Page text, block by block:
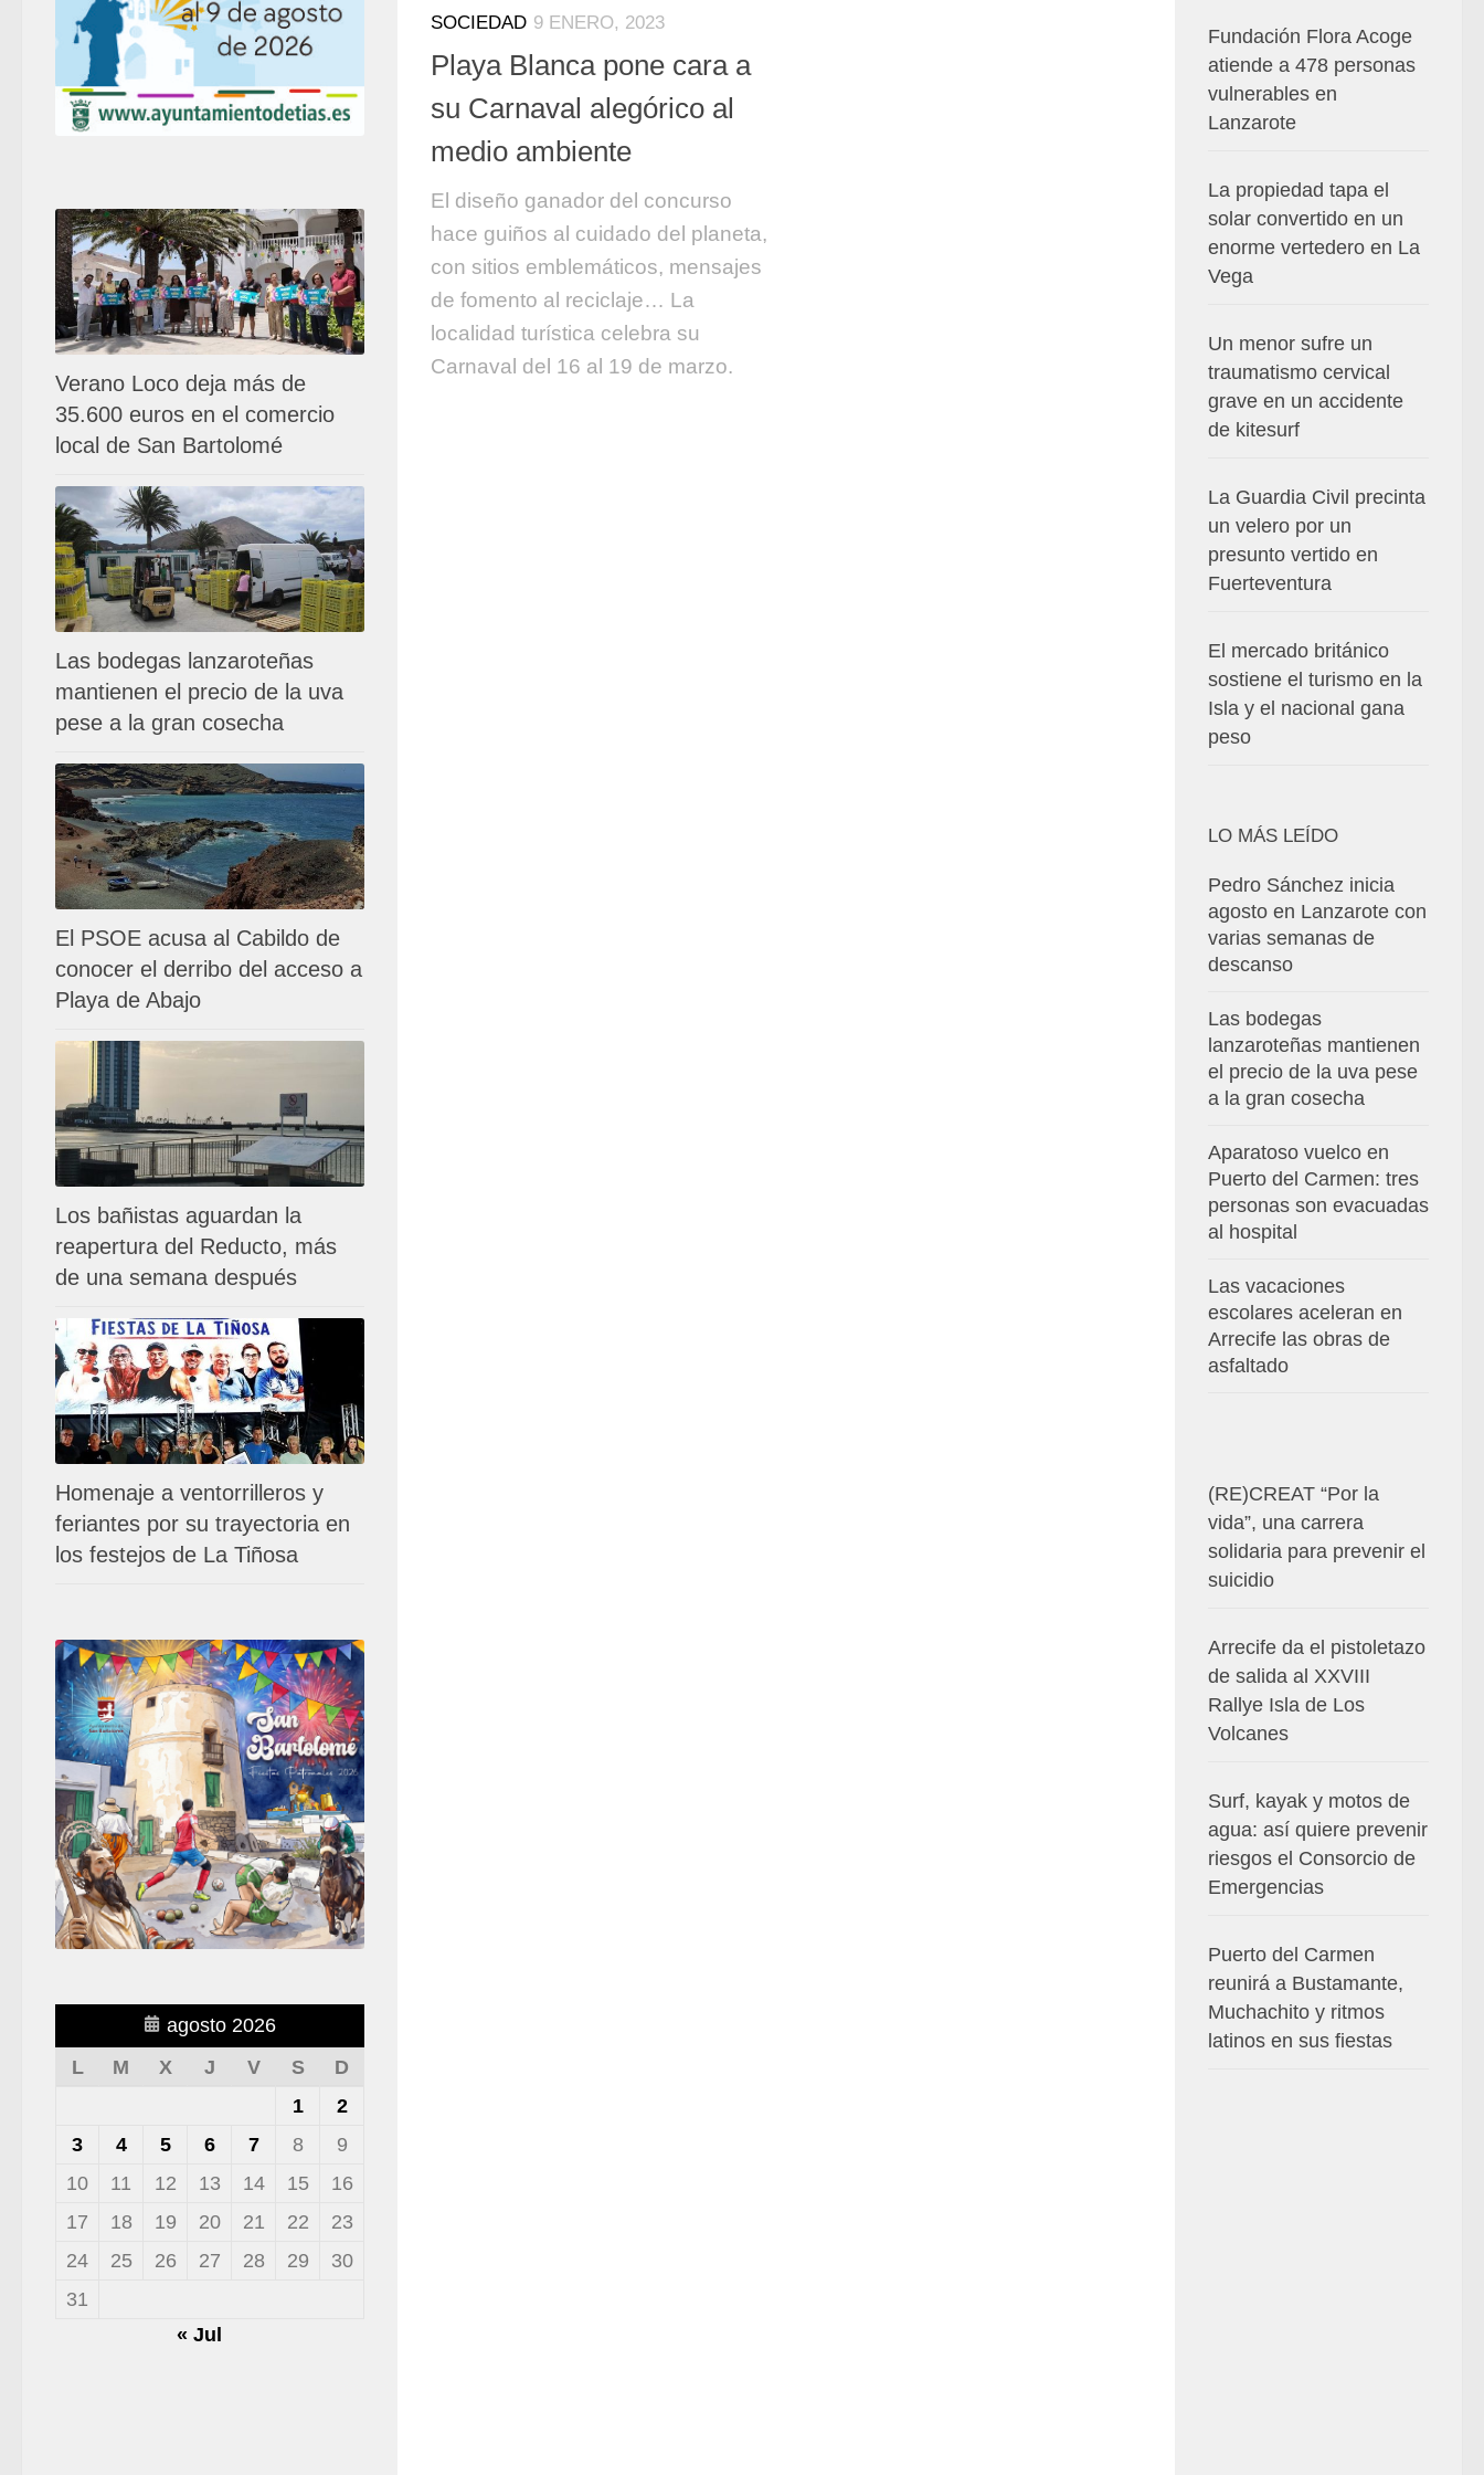
SOCIEDAD 9 ENERO, 2023
Playa Blanca pone cara a
su Carnaval alegórico al
medio ambiente
El diseño ganador del concurso
hace guiños al cuidado del planeta,
con sitios emblemáticos, mensajes
de fomento al reciclaje… La
localidad turística celebra su
Carnaval del 16 al 19 de marzo.
Verano Loco deja más de
35.600 euros en el comercio
local de San Bartolomé
Las bodegas lanzaroteñas
mantienen el precio de la uva
pese a la gran cosecha
El PSOE acusa al Cabildo de
conocer el derribo del acceso a
Playa de Abajo
Los bañistas aguardan la
reapertura del Reducto, más
de una semana después
Homenaje a ventorrilleros y
feriantes por su trayectoria en
los festejos de La Tiñosa
agosto 2026
L
M X J V S
D
1
2
3
4 5 6 7 8
9
10
11 12 13 14 15
16
17
18 19 20 21 22
23
24
25 26 27 28 29
30
31
« Jul
Fundación Flora Acoge
atiende a 478 personas
vulnerables en
Lanzarote
La propiedad tapa el
solar convertido en un
enorme vertedero en La
Vega
Un menor sufre un
traumatismo cervical
grave en un accidente
de kitesurf
La Guardia Civil precinta
un velero por un
presunto vertido en
Fuerteventura
El mercado británico
sostiene el turismo en la
Isla y el nacional gana
peso
LO MÁS LEÍDO
Pedro Sánchez inicia
agosto en Lanzarote con
varias semanas de
descanso
Las bodegas
lanzaroteñas mantienen
el precio de la uva pese
a la gran cosecha
Aparatoso vuelco en
Puerto del Carmen: tres
personas son evacuadas
al hospital
Las vacaciones
escolares aceleran en
Arrecife las obras de
asfaltado
(RE)CREAT “Por la
vida”, una carrera
solidaria para prevenir el
suicidio
Arrecife da el pistoletazo
de salida al XXVIII
Rallye Isla de Los
Volcanes
Surf, kayak y motos de
agua: así quiere prevenir
riesgos el Consorcio de
Emergencias
Puerto del Carmen
reunirá a Bustamante,
Muchachito y ritmos
latinos en sus fiestas